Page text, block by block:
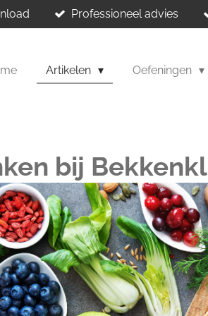
Professioneel advies
Artikelen Oefeningen
bij